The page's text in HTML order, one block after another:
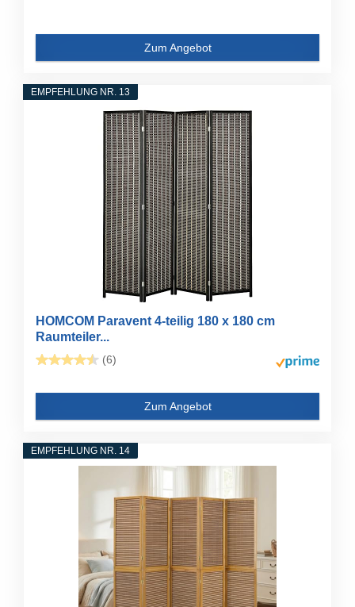
Zum Angebot
EMPFEHLUNG NR. 13
HOMCOM Paravent 4-teilig 180 x 180 cm
Raumteiler...
(6)
Zum Angebot
EMPFEHLUNG NR. 14